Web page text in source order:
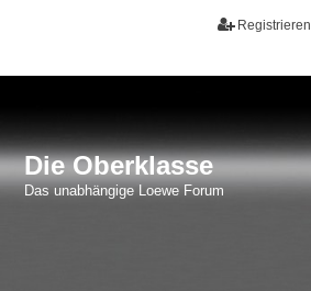
Registrieren
Die Oberklasse
Das unabhängige Loewe Forum